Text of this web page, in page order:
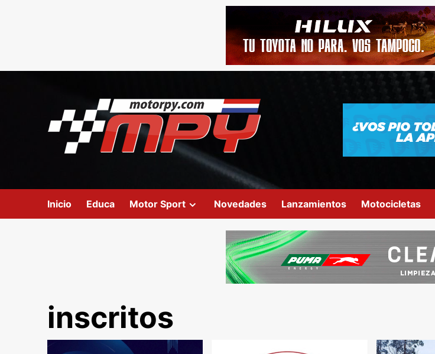
Inicio Educa Motor Sport Novedades Lanzamientos Motocicletas
inscritos